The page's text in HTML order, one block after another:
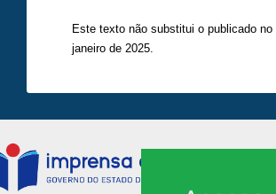
Este texto não substitui o publicado no
janeiro de 2025.